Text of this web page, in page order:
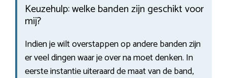
Keuzehulp: welke banden zijn geschikt voor
mij?
Indien je wilt overstappen op andere banden zijn
er veel dingen waar je over na moet denken. In
eerste instantie uiteraard de maat van de band,